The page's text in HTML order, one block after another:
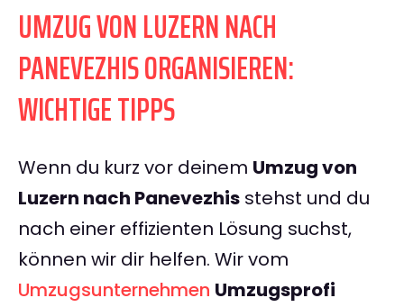
UMZUG VON LUZERN NACH
PANEVEZHIS ORGANISIEREN:
WICHTIGE TIPPS
Wenn du kurz vor deinem Umzug von
Luzern nach Panevezhis stehst und du
nach einer effizienten Lösung suchst,
können wir dir helfen. Wir vom
Umzugsunternehmen Umzugsprofi